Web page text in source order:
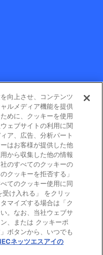
向上させ、コンテンツ
ルメディア機能を提供
めに、クッキーを使用
ェブサイトの利用に関
ア、広告、分析パート
はお客様が提供した他
から収集した他の情報
のすべてのクッキーの
クッキーを拒否する」
てのクッキー使用に同
け入れる」 をクリッ
マイズする場合は「ク
。なお、当社ウェブサ
、または クッキーポ
ボタンから、いつでも
ネッツエスアイの